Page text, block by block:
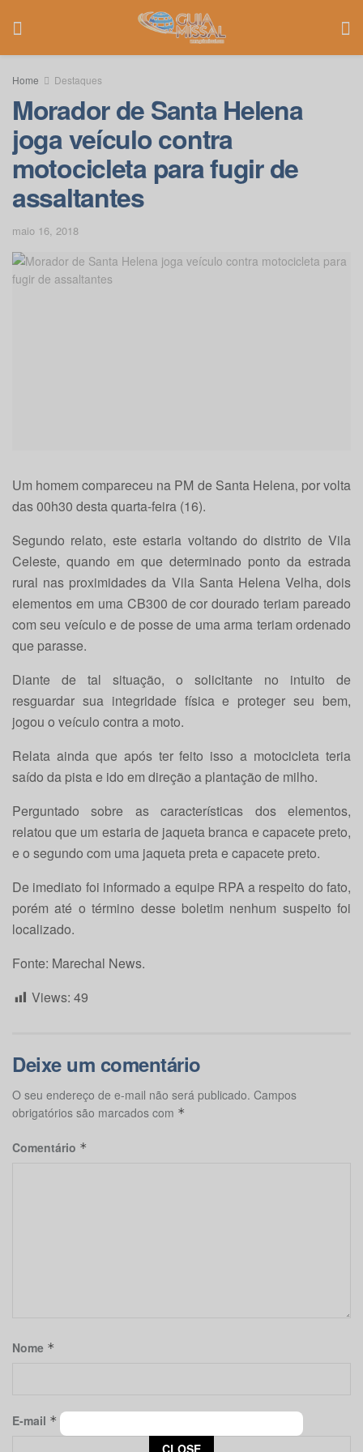
Home Destaques
Morador de Santa Helena
joga veículo contra
motocicleta para fugir de
assaltantes
maio 16, 2018
Um homem compareceu na PM de Santa Helena, por volta
das 00h30 desta quarta-feira (16).
Segundo relato, este estaria voltando do distrito de Vila
Celeste, quando em que determinado ponto da estrada
rural nas proximidades da Vila Santa Helena Velha, dois
elementos em uma CB300 de cor dourado teriam pareado
com seu veículo e de posse de uma arma teriam ordenado
que parasse.
Diante de tal situação, o solicitante no intuito de
resguardar sua integridade física e proteger seu bem,
jogou o veículo contra a moto.
Relata ainda que após ter feito isso a motocicleta teria
saído da pista e ido em direção a plantação de milho.
Perguntado sobre as características dos elementos,
relatou que um estaria de jaqueta branca e capacete preto,
e o segundo com uma jaqueta preta e capacete preto.
De imediato foi informado a equipe RPA a respeito do fato,
porém até o término desse boletim nenhum suspeito foi
localizado.
Fonte: Marechal News.
Views: 49
Deixe um comentário
O seu endereço de e-mail não será publicado. Campos
obrigatórios são marcados com *
Comentário *
Nome *
E-mail *
This popup will close in:
CLOSE